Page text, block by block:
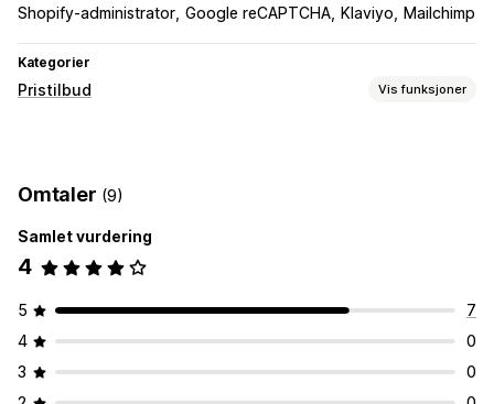
Shopify-administrator Google reCAPTCHA Klaviyo Mailchimp
Kategorier
Pristilbud Vis funksjoner
Konverter tilbud til bestilling
Tilpassede regler
Tilpasning
Varsler
Administratorvarsler E-postmaler Tilbudsoppdateringer
E-postvarsler
Omtaler (9)
Samlet vurdering
4
5
7
4
0
3
0